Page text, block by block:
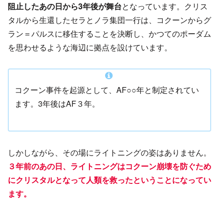
阻止したあの日から3年後が舞台となっています。クリス
タルから生還したセラとノラ集団一行は、コクーンからグ
ラン＝パルスに移住することを決断し、かつてのポーダム
を思わせるような海辺に拠点を設けています。
コクーン事件を起源として、AF○○年と制定されてい
ます。3年後はAF３年。
しかしながら、その場にライトニングの姿はありません。
３年前のあの日、ライトニングはコクーン崩壊を防ぐため
にクリスタルとなって人類を救ったということになってい
ます。